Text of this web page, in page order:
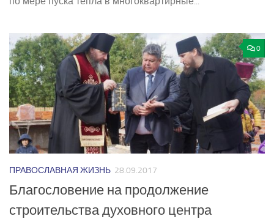
0
ПРАВОСЛАВНАЯ ЖИЗНЬ 28.09.2017
Благословение на продолжение
строительства духовного центра